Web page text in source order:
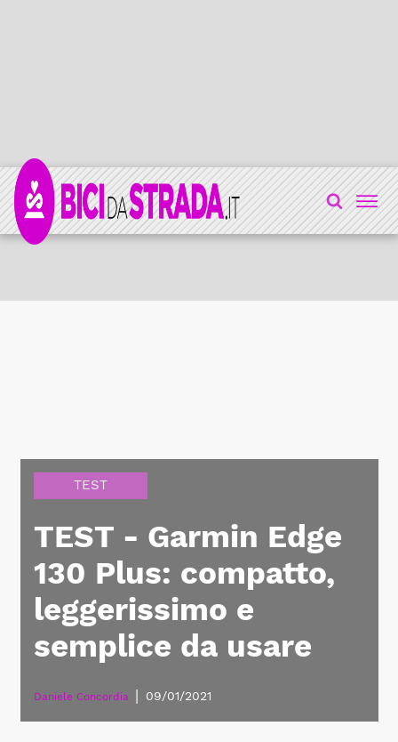
TEST
TEST - Garmin Edge
130 Plus: compatto,
leggerissimo e
semplice da usare
Daniele Concordia 09/01/2021